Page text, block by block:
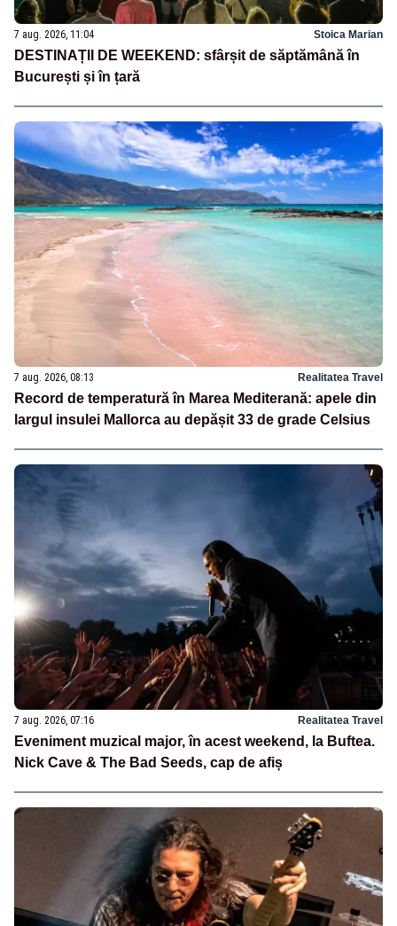
7 aug. 2026, 11:04 Stoica Marian
DESTINAȚII DE WEEKEND: sfârșit de săptămână în
București și în țară
7 aug. 2026, 08:13 Realitatea Travel
Record de temperatură în Marea Mediterană: apele din
largul insulei Mallorca au depășit 33 de grade Celsius
7 aug. 2026, 07:16 Realitatea Travel
Eveniment muzical major, în acest weekend, la Buftea.
Nick Cave & The Bad Seeds, cap de afiș